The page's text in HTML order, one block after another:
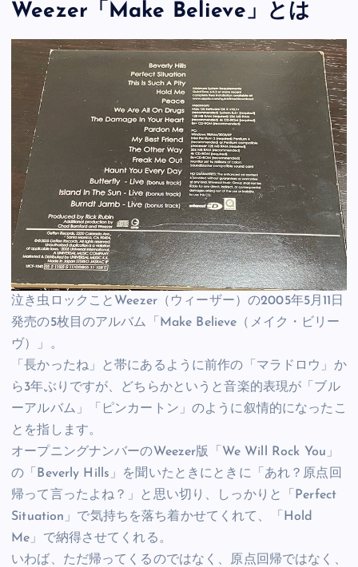
Weezer「Make Believe」とは
泣き虫ロックことWeezer（ウィーザー）の2005年5月11日
発売の5枚目のアルバム「Make Believe（メイク・ビリー
ヴ）」。
「長かったね」と帯にあるように前作の「マラドロウ」か
ら3年ぶりですが、どちらかというと音楽的表現が「ブル
ーアルバム」「ピンカートン」のように叙情的になったこ
とを指します。
オープニングナンバーのWeezer版「We Will Rock You」
の「Beverly Hills」を聞いたときにときに「あれ？原点回
帰って言ったよね？」と思い切り、しっかりと「Perfect
Situation」で気持ちを落ち着かせてくれて、「Hold
Me」で納得させてくれる。
いわば、ただ帰ってくるのではなく、原点回帰ではなく、